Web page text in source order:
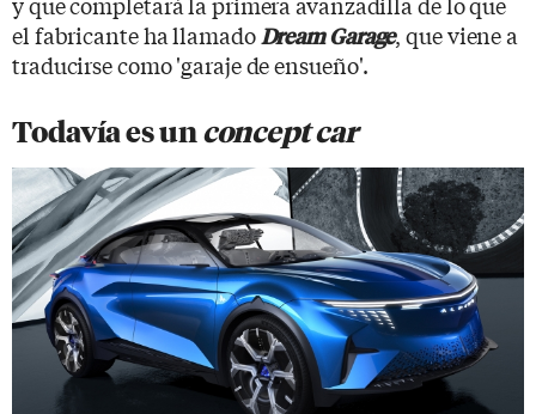
el fabricante ha llamadoDream Garage, que viene a
traducirse como 'garaje de ensueño'.
Todavía es unconcept car